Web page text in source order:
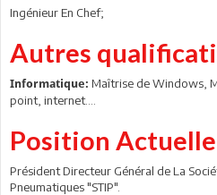
Ingénieur En Chef;
Autres
Informatique: Maîtrise de Windows,
point, internet….
Position Actuelle
Président Directeur Général de La
Pneumatiques "STIP".